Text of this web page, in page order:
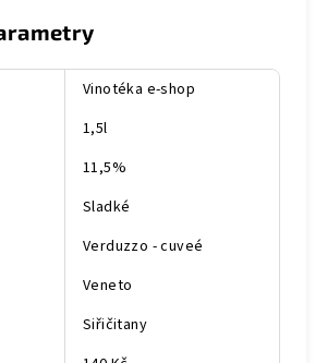
Vinotéka e-shop
1,5l
11,5%
Sladké
Verduzzo - cuveé
Veneto
Siřičitany